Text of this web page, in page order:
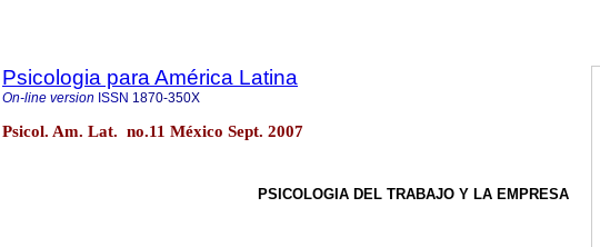
Psicologia para América Latina
On-line version ISSN 1870-350X
Psicol. Am. Lat. no.11 México Sept. 2007
PSICOLOGIA DEL TRABAJO Y LA EMPRESA